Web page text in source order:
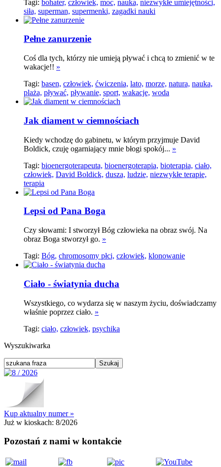
Tagi: bohater, człowiek, moc, nauka, niezwykłe umiejętności,
siła, superman, supermenki, zagadki nauki
Pełne zanurzenie
Coś dla tych, którzy nie umieją pływać i chcą to zmienić w te
wakacje!! »
Tagi: basen, człowiek, ćwiczenia, lato, morze, natura, nauka,
plaża, pływać, pływanie, sport, wakacje, woda
Jak diament w ciemnościach
Kiedy wchodzę do gabinetu, w którym przyjmuje David
Boldick, czuję ogarniający mnie błogi spokój... »
Tagi: bioenergoterapeuta, bioenergoterapia, bioterapia, ciało,
człowiek, David Boldick, dusza, ludzie, niezwykłe terapie,
terapia
Lepsi od Pana Boga
Czy słowami: I stworzył Bóg człowieka na obraz swój. Na
obraz Boga stworzył go. »
Tagi: Bóg, chromosomy płci, człowiek, klonowanie
Ciało - światynia ducha
Wszystkiego, co wydarza się w naszym życiu, doświadczamy
właśnie poprzez ciało. »
Tagi: ciało, człowiek, psychika
Wyszukiwarka
Kup aktualny numer »
Już w kioskach: 8/2026
Pozostań z nami w kontakcie